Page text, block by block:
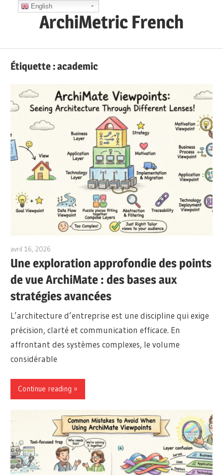
ArchiMetric French
Ops,
Agile
and
Étiquette :academic
avril 16, 2026
Une exploration approfondie des points
de vue ArchiMate : des bases aux
stratégies avancées
L’architecture d’entreprise est une discipline qui exige
précision, clarté et communication efficace. En
affrontant des systèmes complexes, le volume
considérable
Continue reading
English